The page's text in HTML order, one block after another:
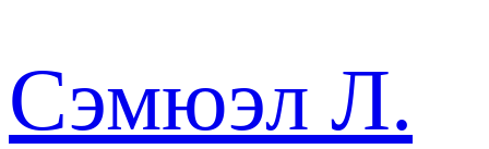
Сэмюэл Л.